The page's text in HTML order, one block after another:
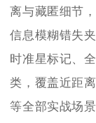
离与藏匿细节
信息模糊错失
时准星标记、
类，覆盖近距
等全部实战场